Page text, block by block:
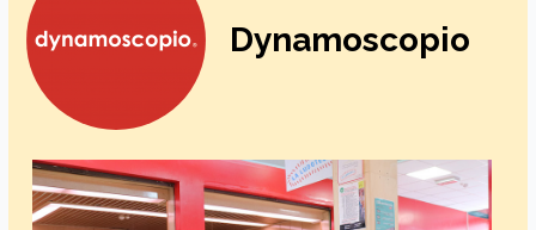
Dynamoscopio